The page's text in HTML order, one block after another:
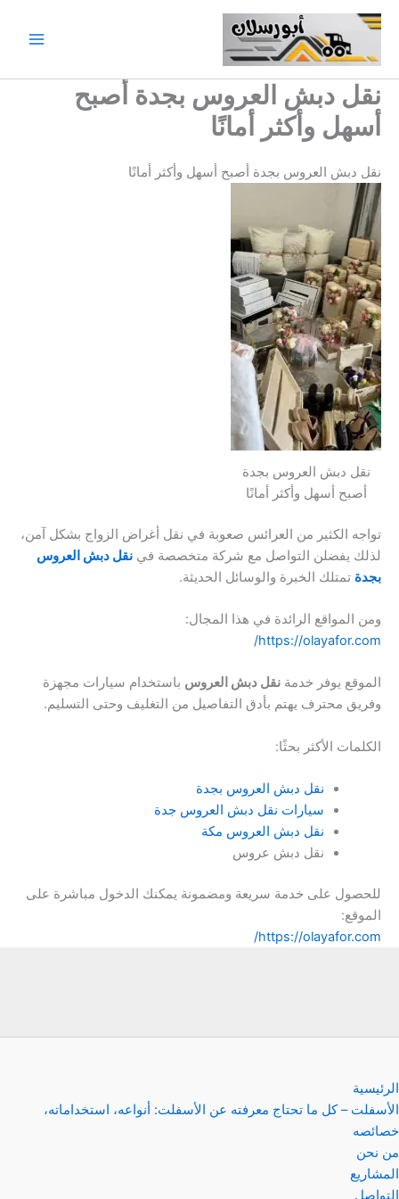
تخطي
إلى
المحتوى
نقل دبش العروس بجدة أصبح
أسهل وأكثر أمانًا
نقل دبش العروس بجدة أصبح أسهل وأكثر أمانًا
نقل دبش العروس بجدة
أصبح أسهل وأكثر أمانًا
تواجه الكثير من العرائس صعوبة في نقل أغراض الزواج بشكل آمن،
لذلك يفضلن التواصل مع شركة متخصصة في نقل دبش العروس
بجدة تمتلك الخبرة والوسائل الحديثة.
ومن المواقع الرائدة في هذا المجال:
https://olayafor.com/
الموقع يوفر خدمة نقل دبش العروس باستخدام سيارات مجهزة
وفريق محترف يهتم بأدق التفاصيل من التغليف وحتى التسليم.
الكلمات الأكثر بحثًا:
نقل دبش العروس بجدة
سيارات نقل دبش العروس جدة
نقل دبش العروس مكة
نقل دبش عروس
للحصول على خدمة سريعة ومضمونة يمكنك الدخول مباشرة على
الموقع:
https://olayafor.com/
الرئيسية
الأسفلت – كل ما تحتاج معرفته عن الأسفلت: أنواعه، استخداماته،
خصائصه
من نحن
المشاريع
التواصل